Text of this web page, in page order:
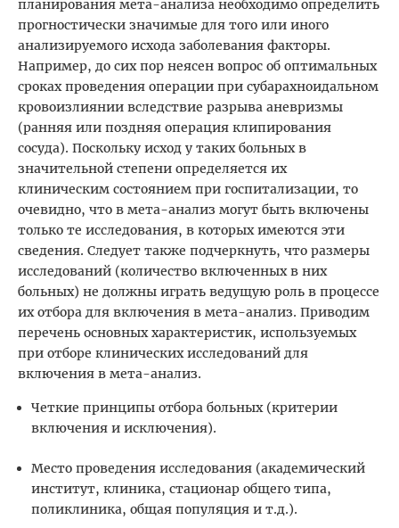
планирования мета-анализа необходимо определить
прогностически значимые для того или иного
анализируемого исхода заболевания факторы.
Например, до сих пор неясен вопрос об оптимальных
сроках проведения операции при субарахноидальном
кровоизлиянии вследствие разрыва аневризмы
(ранняя или поздняя операция клипирования
сосуда). Поскольку исход у таких больных в
значительной степени определяется их
клиническим состоянием при госпитализации, то
очевидно, что в мета-анализ могут быть включены
только те исследования, в которых имеются эти
сведения. Следует также подчеркнуть, что размеры
исследований (количество включенных в них
больных) не должны играть ведущую роль в процессе
их отбора для включения в мета-анализ. Приводим
перечень основных характеристик, используемых
при отборе клинических исследований для
включения в мета-анализ.
Четкие принципы отбора больных (критерии
включения и исключения).
Место проведения исследования (академический
институт, клиника, стационар общего типа,
поликлиника, общая популяция и т.д.).